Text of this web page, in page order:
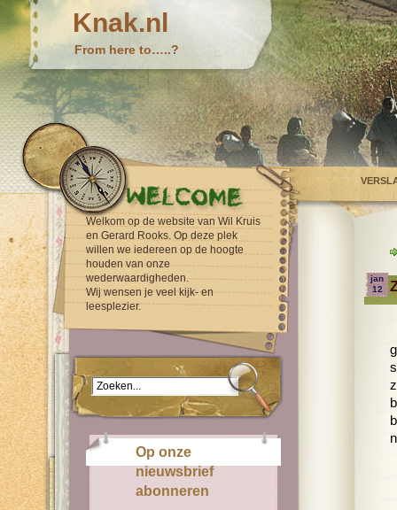
Knak.nl
From here to…..?
Welkom op de website van Wil Kruis
en Gerard Rooks. Op deze plek
willen we iedereen op de hoogte
houden van onze
wederwaardigheden.
Wij wensen je veel kijk- en
leesplezier.
Op onze
nieuwsbrief
abonneren
jan
12